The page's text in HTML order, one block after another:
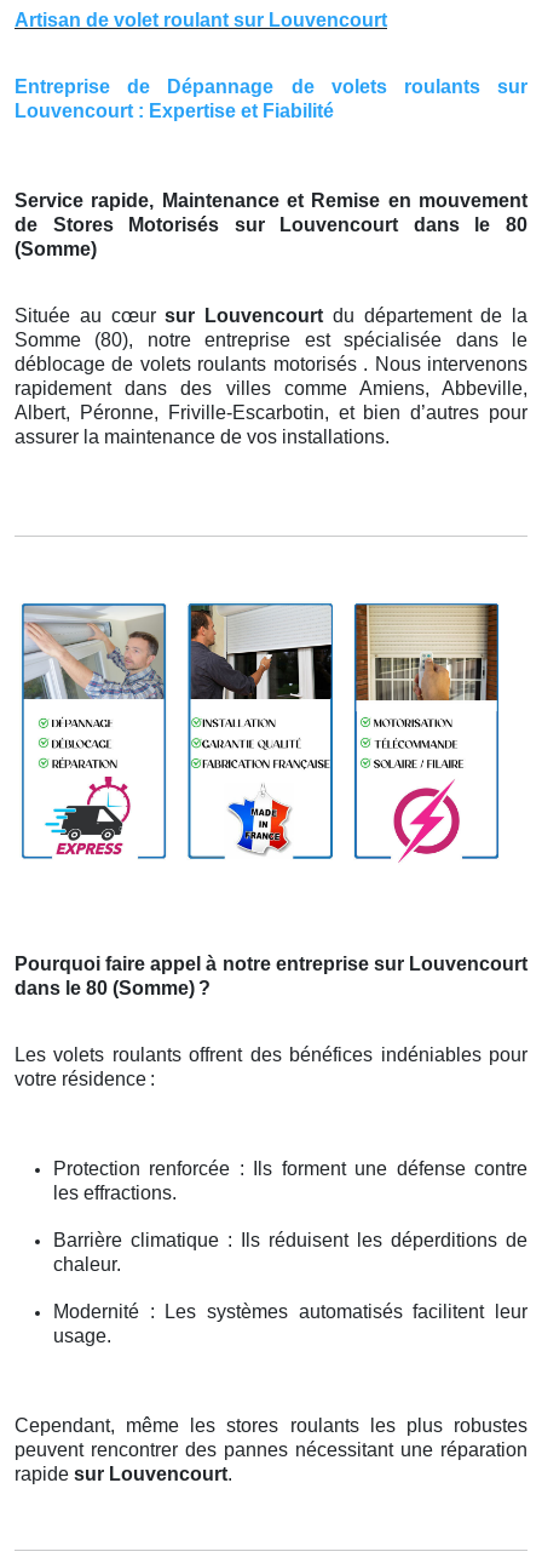
Artisan de volet roulant sur Louvencourt
Entreprise de Dépannage de volets roulants sur
Louvencourt : Expertise et Fiabilité
Service rapide, Maintenance et Remise en mouvement
de Stores Motorisés sur Louvencourt dans le 80
(Somme)
Située au cœursur Louvencourt du département de la
Somme (80), notre entreprise est spécialisée dans le
déblocage de volets roulants motorisés . Nous intervenons
rapidement dans des villes comme Amiens, Abbeville,
Albert, Péronne, Friville-Escarbotin, et bien d’autres pour
assurer la maintenance de vos installations.
Pourquoi faire appel à notre entreprise sur Louvencourt
dans le 80 (Somme) ?
Les volets roulants offrent des bénéfices indéniables pour
votre résidence :
Protection renforcée : Ils forment une défense contre
les effractions.
Barrière climatique : Ils réduisent les déperditions de
chaleur.
Modernité : Les systèmes automatisés facilitent leur
usage.
Cependant, même les stores roulants les plus robustes
peuvent rencontrer des pannes nécessitant une réparation
rapide sur Louvencourt.